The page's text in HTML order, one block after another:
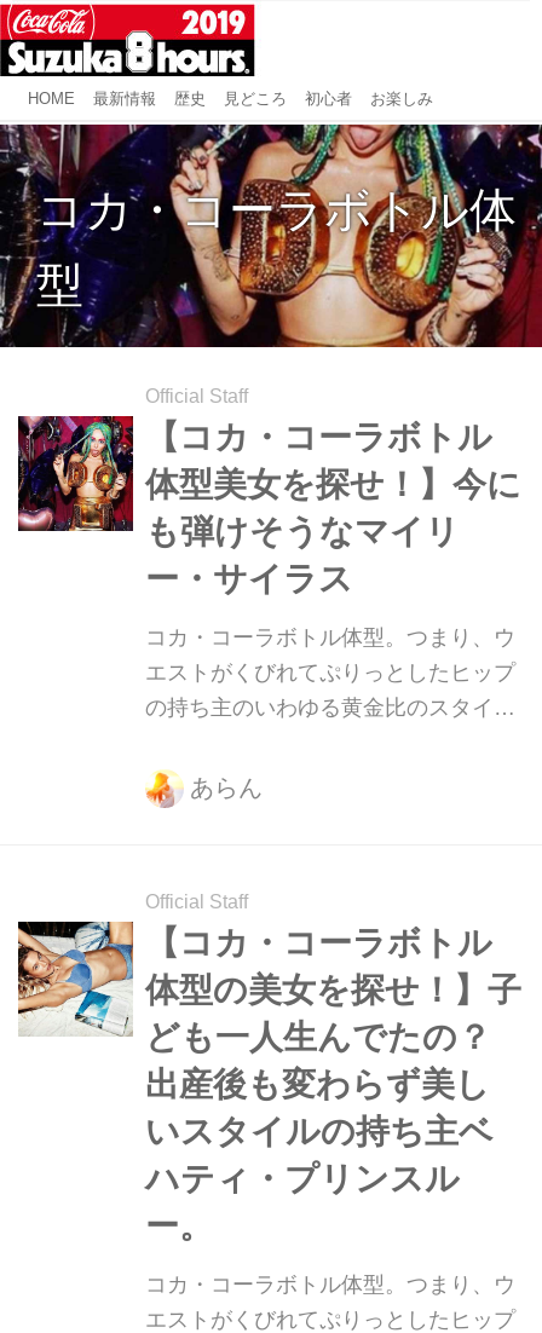
HOME 最新情報 歴史 見どころ 初心者 お楽しみ
コカ・コーラボトル体
型
Official Staff
【コカ・コーラボトル
体型美女を探せ！】今に
も弾けそうなマイリ
ー・サイラス
コカ・コーラボトル体型。つまり、ウ
エストがくびれてぷりっとしたヒップ
の持ち主のいわゆる黄金比のスタイ
紹介していきます！
あらん
Official Staff
【コカ・コーラボトル
体型の美女を探せ！】子
ども一人生んでたの？
出産後も変わらず美し
いスタイルの持ち主ベ
ハティ・プリンスル
ー。
コカ・コーラボトル体型。つまり、ウ
エストがくびれてぷりっとしたヒップ